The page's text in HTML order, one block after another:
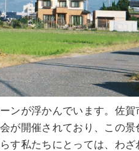
ンが浮かんでいます。佐賀
が開催されており、この景
す私たちにとっては、わざ